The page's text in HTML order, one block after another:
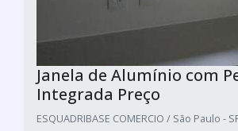
Janela de Alumínio com
Integrada Preço
ESQUADRIBASE COMERCIO / São Paulo -